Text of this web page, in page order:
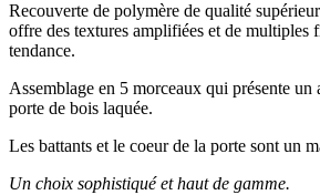
Recouverte de polymère de qualité
offre des textures amplifiées et de multiples
tendance.
Assemblage en 5 morceaux qui présente un
porte de bois laquée.
Les battants et le coeur de la porte sont un
Un choix sophistiqué et haut de gamme.